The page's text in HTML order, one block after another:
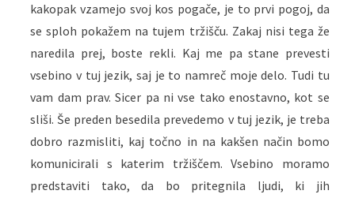
kakopak vzamejo svoj kos pogače, je to prvi pogoj, da
se sploh pokažem na tujem tržišču. Zakaj nisi tega že
naredila prej, boste rekli. Kaj me pa stane prevesti
vsebino v tuj jezik, saj je to namreč moje delo. Tudi tu
vam dam prav. Sicer pa ni vse tako enostavno, kot se
sliši. Še preden besedila prevedemo v tuj jezik, je treba
dobro razmisliti, kaj točno in na kakšen način bomo
komunicirali s katerim tržiščem. Vsebino moramo
predstaviti tako, da bo pritegnila ljudi, ki jih